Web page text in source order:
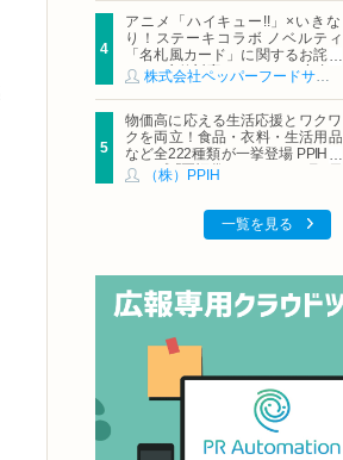
アニメ「ハイキュー!!」×いきな
り！ステーキコラボ ノベルティ
「名札風カード」に関するお詫び
および交換対応についてのご案内
物価高に応える生活応援とワクワ
クを両立！食品・衣料・生活用品
など全222種類が一挙登場 PPIHグ
ループ「夏福袋」＆セール 8月6日
(木)より順次スタート
（株）PPIH
一覧を見る